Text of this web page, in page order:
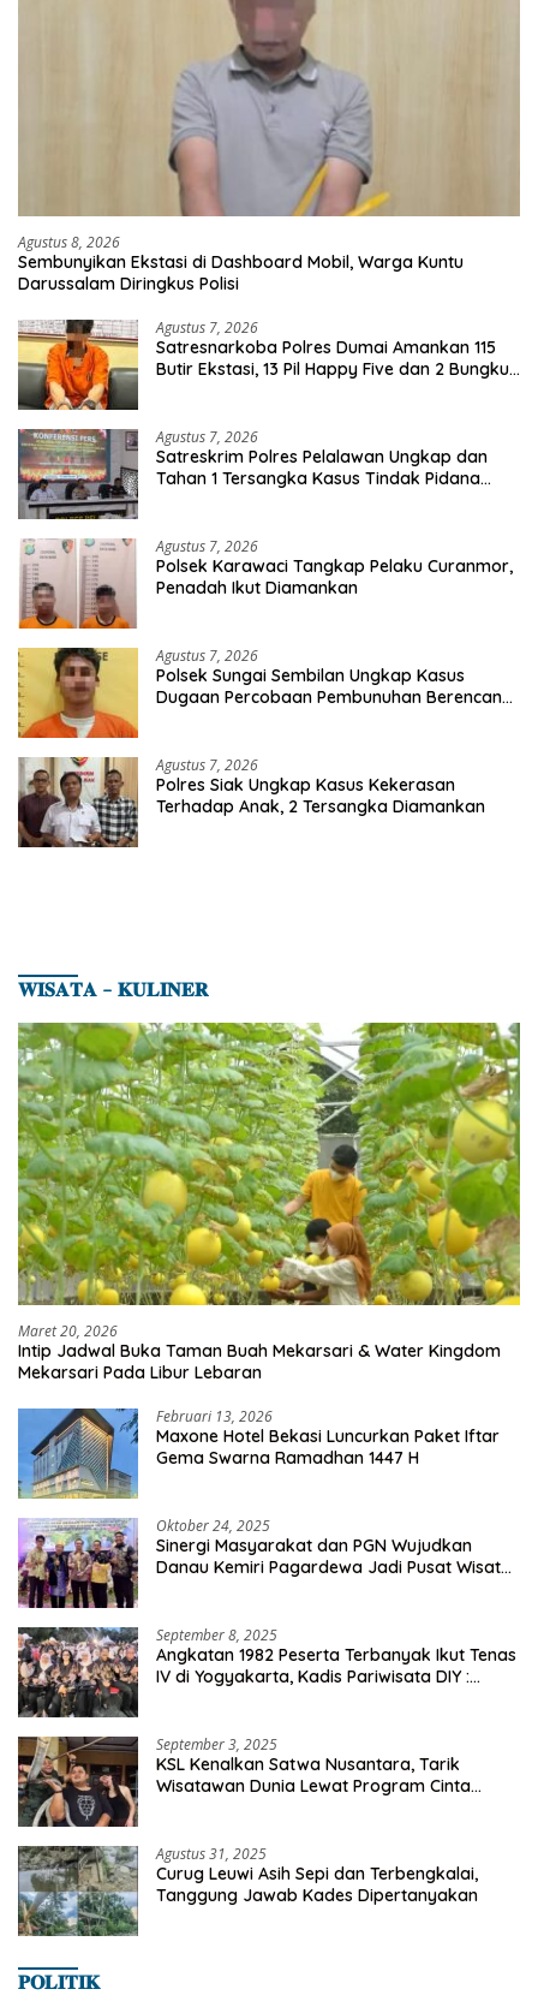
Agustus 8, 2026
Sembunyikan Ekstasi di Dashboard Mobil, Warga Kuntu
Darussalam Diringkus Polisi
Agustus 7, 2026
Satresnarkoba Polres Dumai Amankan 115
Butir Ekstasi, 13 Pil Happy Five dan 2 Bungkus
Agustus 7, 2026
Satreskrim Polres Pelalawan Ungkap dan
Tahan 1 Tersangka Kasus Tindak Pidana
Agustus 7, 2026
Polsek Karawaci Tangkap Pelaku Curanmor,
Penadah Ikut Diamankan
Agustus 7, 2026
Polsek Sungai Sembilan Ungkap Kasus
Dugaan Percobaan Pembunuhan Berencana,
Agustus 7, 2026
Polres Siak Ungkap Kasus Kekerasan
Terhadap Anak, 2 Tersangka Diamankan
𝐖𝐈𝐒𝐀𝐓𝐀 – 𝐊𝐔𝐋𝐈𝐍𝐄𝐑
Maret 20, 2026
Intip Jadwal Buka Taman Buah Mekarsari & Water Kingdom
Mekarsari Pada Libur Lebaran
Februari 13, 2026
Maxone Hotel Bekasi Luncurkan Paket Iftar
Gema Swarna Ramadhan 1447 H
Oktober 24, 2025
Sinergi Masyarakat dan PGN Wujudkan
Danau Kemiri Pagardewa Jadi Pusat Wisata
September 8, 2025
Angkatan 1982 Peserta Terbanyak Ikut Tenas
IV di Yogyakarta, Kadis Pariwisata DIY :
September 3, 2025
KSL Kenalkan Satwa Nusantara, Tarik
Wisatawan Dunia Lewat Program Cinta
Agustus 31, 2025
Curug Leuwi Asih Sepi dan Terbengkalai,
Tanggung Jawab Kades Dipertanyakan
𝐏𝐎𝐋𝐈𝐓𝐈𝐊